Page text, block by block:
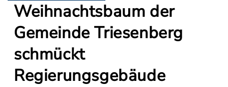
Weihnachtsbaum der
Gemeinde Triesenberg
schmückt
Regierungsgebäude